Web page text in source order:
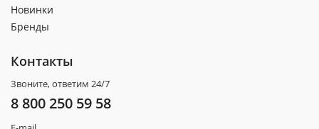
Новинки
Бренды
Контакты
Звоните, ответим 24/7
8 800 250 59 58